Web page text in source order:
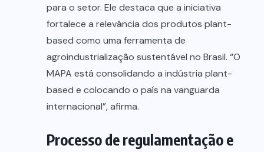
para o setor. Ele destaca que a iniciativa
fortalece a relevância dos produtos plant-
based como uma ferramenta de
agroindustrialização sustentável no Brasil. “O
MAPA está consolidando a indústria plant-
based e colocando o país na vanguarda
internacional”, afirma.
Processo de regulamentação e